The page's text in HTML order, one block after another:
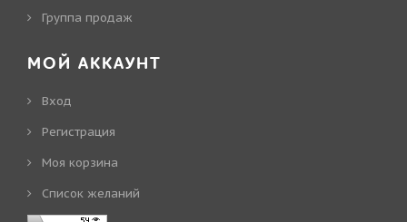
Группа продаж
МОЙ АККАУНТ
Вход
Регистрация
Моя корзина
Cписок желаний